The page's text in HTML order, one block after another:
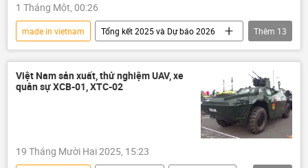
1 Tháng Một, 00:26
made in vietnam
Tổng kết 2025 và Dự báo 2026
Việt Nam
UAV
máy bay không người lái
AI
Viettel
laser
xe bọc thép
quốc phòng
an ninh quốc phòng
Thêm 13
Việt Nam sản xuất, thử nghiệm UAV, xe
quân sự XCB-01, XTC-02
19 Tháng Mười Hai 2025, 15:23